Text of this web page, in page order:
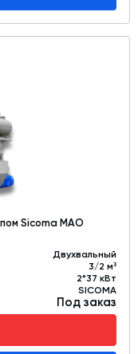
Sicoma MAO
Двухвальный
3/2 м³
2*37 кВт
SICOMA
Под заказ